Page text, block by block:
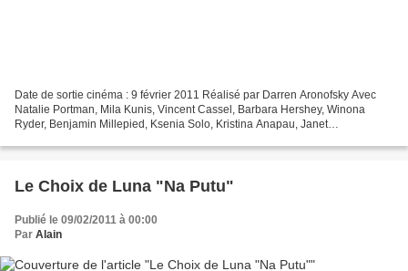
Date de sortie cinéma : 9 février 2011 Réalisé par Darren Aronofsky Avec
Natalie Portman, Mila Kunis, Vincent Cassel, Barbara Hershey, Winona
Ryder, Benjamin Millepied, Ksenia Solo, Kristina Anapau, Janet
Le Choix de Luna "Na Putu"
Publié le 09/02/2011 à 00:00
Par Alain